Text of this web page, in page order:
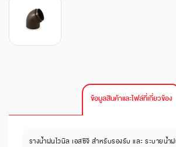
ข้อมูลสินค้าและไฟล์ที่เกี่ยวข้อง
รางน้ำฝนไวนิล เอสซีจี สำหรับรองรับ และ ระบายน้ำ